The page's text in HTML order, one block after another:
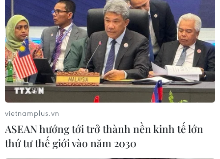
cổng trời Pha Đin
07/08/2026 08:31
Hà Nội quyết liệt xử lý các "điểm
nghẽn" úng ngập, môi trường đô thị
07/08/2026 06:51
Xu hướng trải nghiệm nào tiếp tục
dẫn dắt du lịch nội địa cuối mùa Hè?
07/08/2026 03:36
vietnamplus.vn
ASEAN hướng tới trở thành nền kinh tế lớn
thứ tư thế giới vào năm 2030